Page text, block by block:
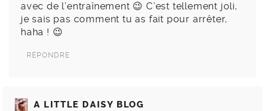
avec de l’entraînement 😉 C’est tellement joli,
je sais pas comment tu as fait pour arrêter,
haha ! 😉
RÉPONDRE
A LITTLE DAISY BLOG